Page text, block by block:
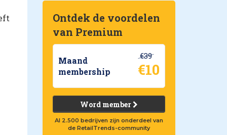
Ontdek de voordelen
van Premium
Maand
membership
€39
€10
Word member
Al 2.500 bedrijven zijn onderdeel van
de RetailTrends-community